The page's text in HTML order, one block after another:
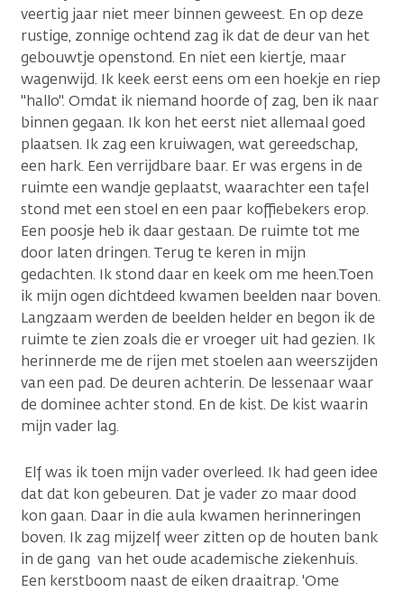
veertig jaar niet meer binnen geweest. En op deze
rustige, zonnige ochtend zag ik dat de deur van het
gebouwtje openstond. En niet een kiertje, maar
wagenwijd. Ik keek eerst eens om een hoekje en riep
"hallo". Omdat ik niemand hoorde of zag, ben ik naar
binnen gegaan. Ik kon het eerst niet allemaal goed
plaatsen. Ik zag een kruiwagen, wat gereedschap,
een hark. Een verrijdbare baar. Er was ergens in de
ruimte een wandje geplaatst, waarachter een tafel
stond met een stoel en een paar koffiebekers erop.
Een poosje heb ik daar gestaan. De ruimte tot me
door laten dringen. Terug te keren in mijn
gedachten. Ik stond daar en keek om me heen.Toen
ik mijn ogen dichtdeed kwamen beelden naar boven.
Langzaam werden de beelden helder en begon ik de
ruimte te zien zoals die er vroeger uit had gezien. Ik
herinnerde me de rijen met stoelen aan weerszijden
van een pad. De deuren achterin. De lessenaar waar
de dominee achter stond. En de kist. De kist waarin
mijn vader lag.
Elf was ik toen mijn vader overleed. Ik had geen idee
dat dat kon gebeuren. Dat je vader zo maar dood
kon gaan. Daar in die aula kwamen herinneringen
boven. Ik zag mijzelf weer zitten op de houten bank
in de gang van het oude academische ziekenhuis.
Een kerstboom naast de eiken draaitrap. 'Ome